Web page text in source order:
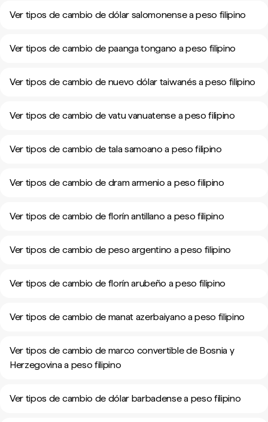
Ver tipos de cambio de dólar salomonense a peso filipino
Ver tipos de cambio de paanga tongano a peso filipino
Ver tipos de cambio de nuevo dólar taiwanés a peso filipino
Ver tipos de cambio de vatu vanuatense a peso filipino
Ver tipos de cambio de tala samoano a peso filipino
Ver tipos de cambio de dram armenio a peso filipino
Ver tipos de cambio de florín antillano a peso filipino
Ver tipos de cambio de peso argentino a peso filipino
Ver tipos de cambio de florín arubeño a peso filipino
Ver tipos de cambio de manat azerbaiyano a peso filipino
Ver tipos de cambio de marco convertible de Bosnia y
Herzegovina a peso filipino
Ver tipos de cambio de dólar barbadense a peso filipino